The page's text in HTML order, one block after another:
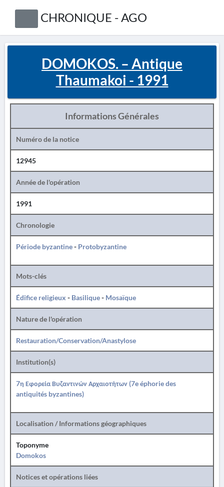
CHRONIQUE - AGO
DOMOKOS. – Antique
Thaumakoi - 1991
Informations Générales
Numéro de la notice
12945
Année de l'opération
1991
Chronologie
Période byzantine- Protobyzantine
Mots-clés
Édifice religieux - Basilique- Mosaïque
Nature de l'opération
Restauration/Conservation/Anastylose
Institution(s)
7η Εφορεία Βυζαντινών Αρχαιοτήτων (7e éphorie des
antiquités byzantines)
Localisation / Informations géographiques
Toponyme
Domokos
Notices et opérations liées